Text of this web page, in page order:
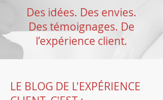
Des idées. Des envies.
Des témoignages. De
l’expérience client.
LE BLOG DE L'EXPÉRIENCE